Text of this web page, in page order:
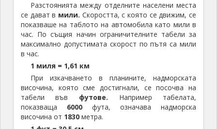
Разстоянията между отделните населени места
се дават в мили. Скоростта, с която се движим, се
показваше на таблото на автомобила като мили в
час. По същия начин ограничителните табели за
максимално допустимата скорост по пътя са мили
в час.
1 миля = 1,61 км
При изкачването в планините, надморската
височина, която сме достигнали, се посочва на
табели във футове. Например табелата,
показваща 6000 фута, означава надморска
височина от 1830метра.